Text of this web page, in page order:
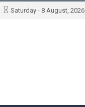
Saturday - 8 August, 2026